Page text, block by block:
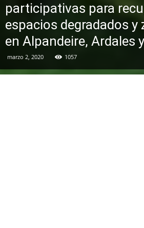
participativas para
espacios degradados y
en Alpandeire, Ardales
marzo 2, 2020 1057